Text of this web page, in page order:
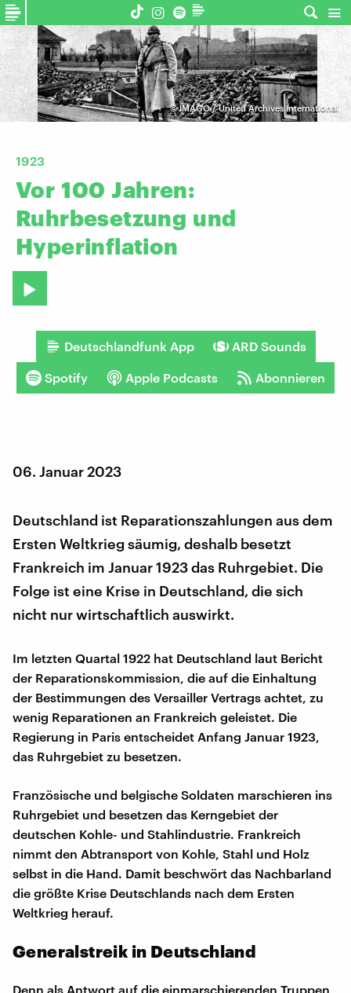
©IMAGO / United Archives International
1923
Vor 100 Jahren:
Ruhrbesetzung und
Hyperinflation
Deutschlandfunk App ARD Sounds
Spotify Apple Podcasts Abonnieren
06. Januar 2023
Deutschland ist Reparationszahlungen aus dem
Ersten Weltkrieg säumig, deshalb besetzt
Frankreich im Januar 1923 das Ruhrgebiet. Die
Folge ist eine Krise in Deutschland, die sich
nicht nur wirtschaftlich auswirkt.
Im letzten Quartal 1922 hat Deutschland laut Bericht
der Reparationskommission, die auf die Einhaltung
der Bestimmungen des Versailler Vertrags achtet, zu
wenig Reparationen an Frankreich geleistet. Die
Regierung in Paris entscheidet Anfang Januar 1923,
das Ruhrgebiet zu besetzen.
Französische und belgische Soldaten marschieren ins
Ruhrgebiet und besetzen das Kerngebiet der
deutschen Kohle- und Stahlindustrie. Frankreich
nimmt den Abtransport von Kohle, Stahl und Holz
selbst in die Hand. Damit beschwört das Nachbarland
die größte Krise Deutschlands nach dem Ersten
Weltkrieg herauf.
Generalstreik in Deutschland
Denn als Antwort auf die einmarschierenden Truppen